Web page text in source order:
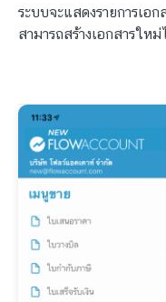
ระบบจะแสดงรายการเอ
สามารถสร้างเอกสารให